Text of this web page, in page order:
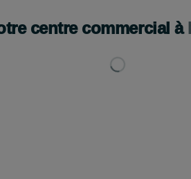
centre commercial à